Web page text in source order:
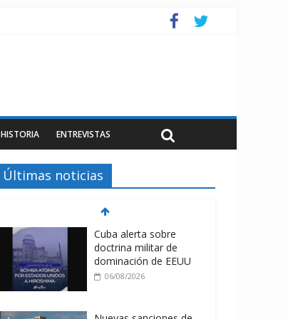
HISTORIA ENTREVISTAS
Últimas noticias
Cuba alerta sobre
doctrina militar de
dominación de EEUU
06/08/2026